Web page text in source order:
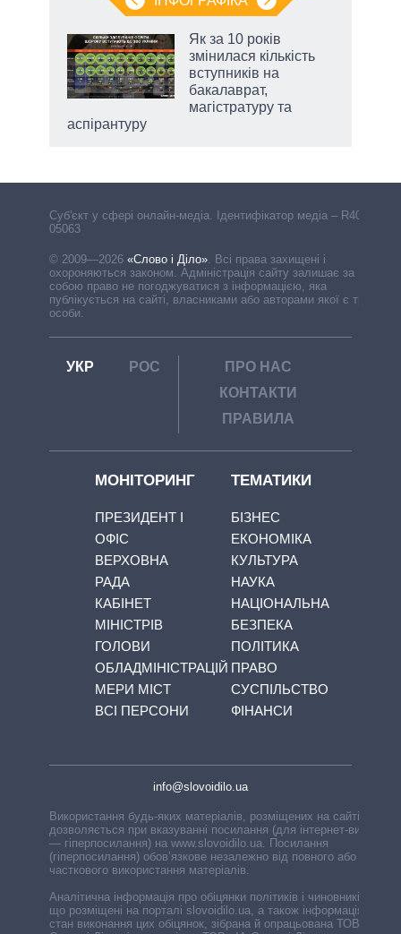
Як за 10 років
змінилася кількість
вступників на
бакалаврат,
магістратуру та
аспірантуру
Cуб'єкт у сфері онлайн-медіа. Ідентифікатор медіа – R40-
05063
© 2009—2026 «Слово і Діло». Всі права захищені і
охороняються законом. Адміністрація сайту залишає за
собою право не погоджуватися з інформацією, яка
публікується на сайті, власниками або авторами якої є треті
особи.
УКР РОС
ПРО НАС
КОНТАКТИ
ПРАВИЛА
МОНІТОРИНГ
ПРЕЗИДЕНТ І
ОФІС
ВЕРХОВНА
РАДА
КАБІНЕТ
МІНІСТРІВ
ГОЛОВИ
ОБЛАДМІНІСТРАЦІЙ
МЕРИ МІСТ
ВСІ ПЕРСОНИ
ТЕМАТИКИ
БІЗНЕС
ЕКОНОМІКА
КУЛЬТУРА
НАУКА
НАЦІОНАЛЬНА
БЕЗПЕКА
ПОЛІТИКА
ПРАВО
СУСПІЛЬСТВО
ФІНАНСИ
info@slovoidilo.ua
Використання будь-яких матеріалів, розміщених на сайті,
дозволяється при вказуванні посилання (для інтернет-видань
— гіперпосилання) на www.slovoidilo.ua. Посилання
(гіперпосилання) обов’язкове незалежно від повного або
часткового використання матеріалів.
Аналітична інформація про обіцянки політиків і чиновників,
що розміщені на порталі slovoidilo.ua, а також інформація про
стан виконання цих обіцянок, зібрана й опрацьована ТОВ «ІА